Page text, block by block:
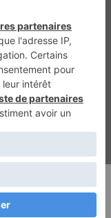
Mag Sport-Bikes
A Vivre